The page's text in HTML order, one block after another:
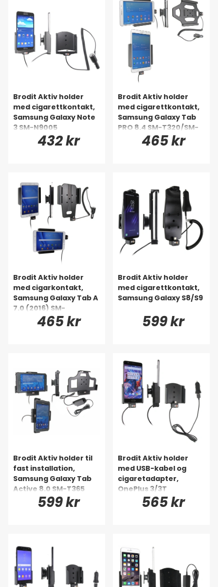
Brodit Aktiv holder
med cigarettkontakt,
Samsung Galaxy Note
3 SM-N9005
432 kr
Brodit Aktiv holder
med cigarettkontakt,
Samsung Galaxy Tab
PRO 8.4 SM-T320/SM-
465 kr
Brodit Aktiv holder
med cigarkontakt,
Samsung Galaxy Tab A
7.0 (2016) SM-
T280/SM-T285
465 kr
Brodit Aktiv holder
med cigarettkontakt,
Samsung Galaxy S8/S9
599 kr
Brodit Aktiv holder til
fast installation,
Samsung Galaxy Tab
Active 8.0 SM-T365
599 kr
Brodit Aktiv holder
med USB-kabel og
cigaretadapter,
OnePlus 3/3T
565 kr